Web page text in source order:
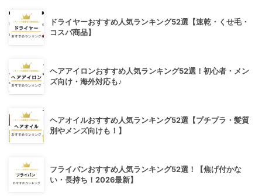
ドライヤーおすすめ人気ランキング52選【速乾・くせ毛・
コスパ商品】
ヘアアイロンおすすめ人気ランキング52選！初心者・メン
ズ向け・海外対応も♪
ヘアオイルおすすめ人気ランキング52選【プチプラ・髪質
別やメンズ向けも！】
フライパンおすすめ人気ランキング52選！【焦げ付かな
い・長持ち！2026最新】